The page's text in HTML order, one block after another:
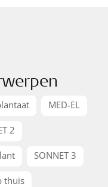
MED-EL
2
SONNET 3
thuis